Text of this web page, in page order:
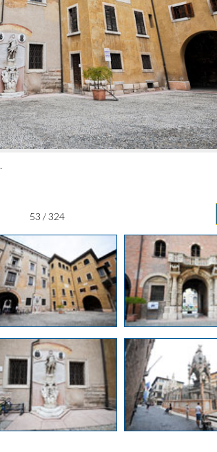
53 / 324